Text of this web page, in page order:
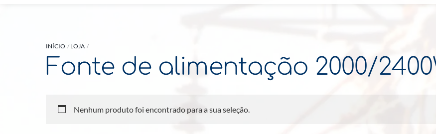
INÍCIO LOJA
Fonte de alimentação 2000/
Nenhum produto foi encontrado para a sua seleção.